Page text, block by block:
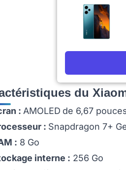
du
: AMOLED de 6,67
: Snapdragon 7+
: 8 Go
interne : 256 Go